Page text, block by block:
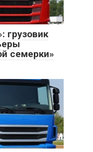
грузовик
семерки»